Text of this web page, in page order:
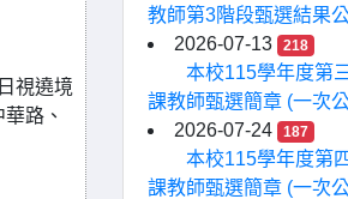
視遶境
路、
教師第3階段甄選結果
2026-07-13
218
本校115學年度第
課教師甄選簡章 (一次
2026-07-24
187
本校115學年度第
課教師甄選簡章 (一次